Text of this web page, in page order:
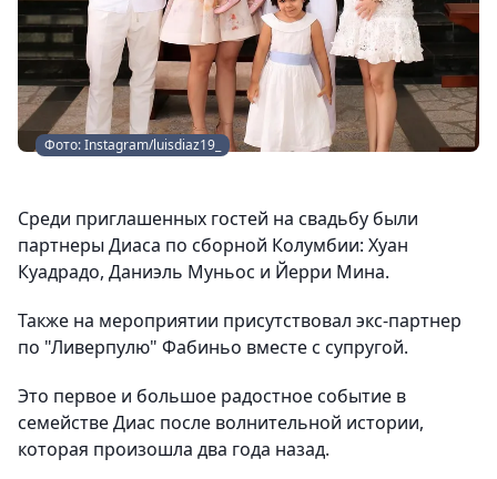
Фото: Instagram/luisdiaz19_
Среди приглашенных гостей на свадьбу были
партнеры Диаса по сборной Колумбии: Хуан
Куадрадо, Даниэль Муньос и Йерри Мина.
Также на мероприятии присутствовал экс-партнер
по "Ливерпулю" Фабиньо вместе с супругой.
Это первое и большое радостное событие в
семействе Диас после волнительной истории,
которая произошла два года назад.